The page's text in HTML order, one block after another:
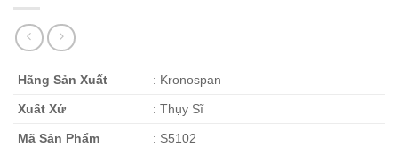
Hãng Sản Xuất : Kronospan
Xuất Xứ : Thụy Sĩ
Mã Sản Phẩm : S5102